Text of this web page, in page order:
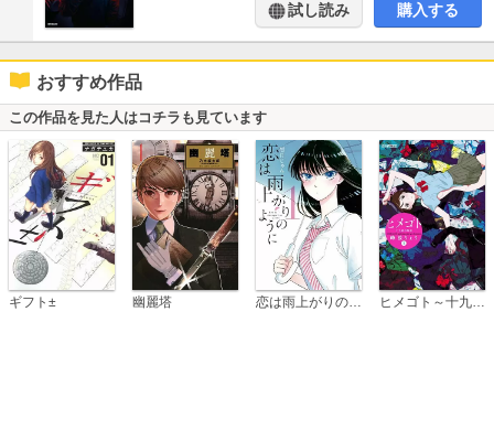
試し読み 購入する
おすすめ作品
この作品を見た人はコチラも見ています
ギフト± 幽麗塔 ヒメゴト～十九歳の制服～